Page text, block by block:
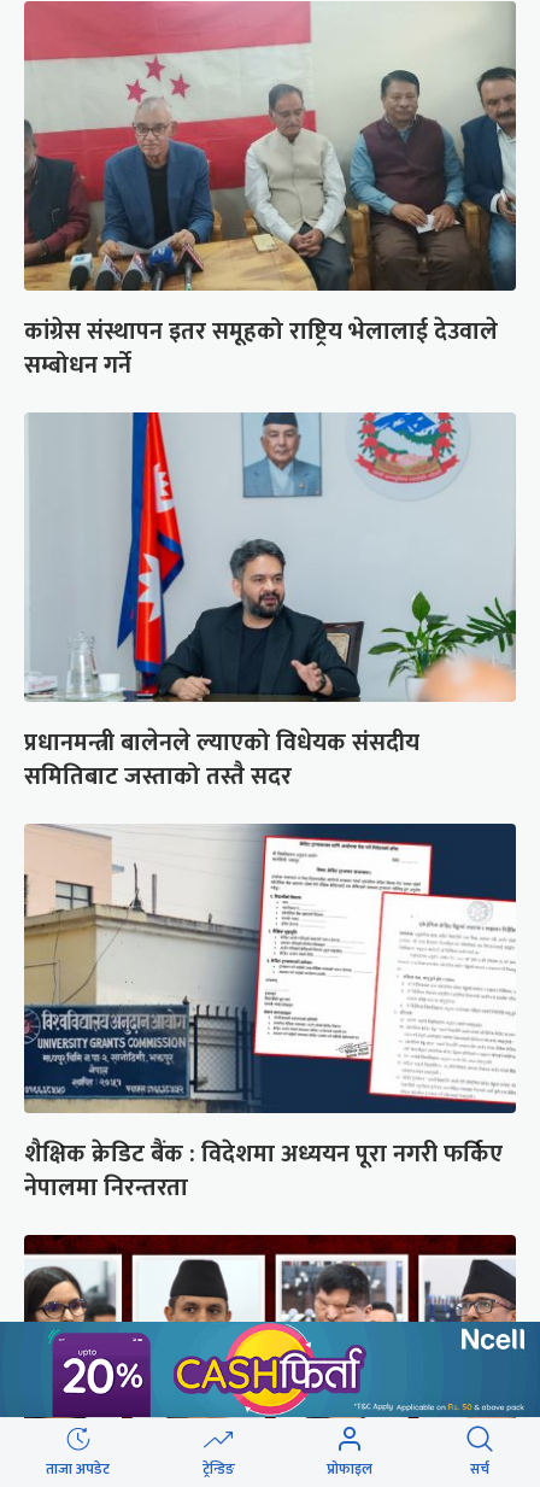
कांग्रेस संस्थापन इतर समूहको राष्ट्रिय भेलालाई देउवाले
सम्बोधन गर्ने
प्रधानमन्त्री बालेनले ल्याएको विधेयक संसदीय
समितिबाट जस्ताको तस्तै सदर
शैक्षिक क्रेडिट बैंक : विदेशमा अध्ययन पूरा नगरी फर्किए
नेपालमा निरन्तरता
ताजा अपडेट ट्रेन्डिङ प्रोफाइल सर्च